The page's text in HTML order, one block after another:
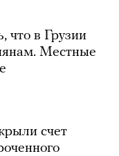
что в Грузии
Местные
счет